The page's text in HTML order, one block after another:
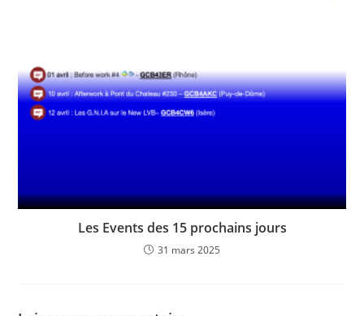
Les Events des 15 prochains jours
31 mars 2025